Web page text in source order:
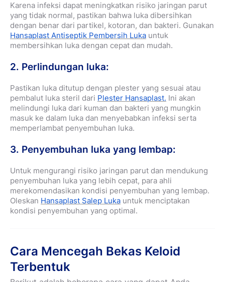
Karena infeksi dapat meningkatkan risiko jaringan parut
yang tidak normal, pastikan bahwa luka dibersihkan
dengan benar dari partikel, kotoran, dan bakteri. Gunakan
Hansaplast Antiseptik Pembersih Luka untuk
membersihkan luka dengan cepat dan mudah.
2. Perlindungan luka:
Pastikan luka ditutup dengan plester yang sesuai atau
pembalut luka steril dari Plester Hansaplast. Ini akan
melindungi luka dari kuman dan bakteri yang mungkin
masuk ke dalam luka dan menyebabkan infeksi serta
memperlambat penyembuhan luka.
3. Penyembuhan luka yang lembap:
Untuk mengurangi risiko jaringan parut dan mendukung
penyembuhan luka yang lebih cepat, para ahli
merekomendasikan kondisi penyembuhan yang lembap.
Oleskan Hansaplast Salep Luka untuk menciptakan
kondisi penyembuhan yang optimal.
Cara Mencegah Bekas Keloid
Terbentuk